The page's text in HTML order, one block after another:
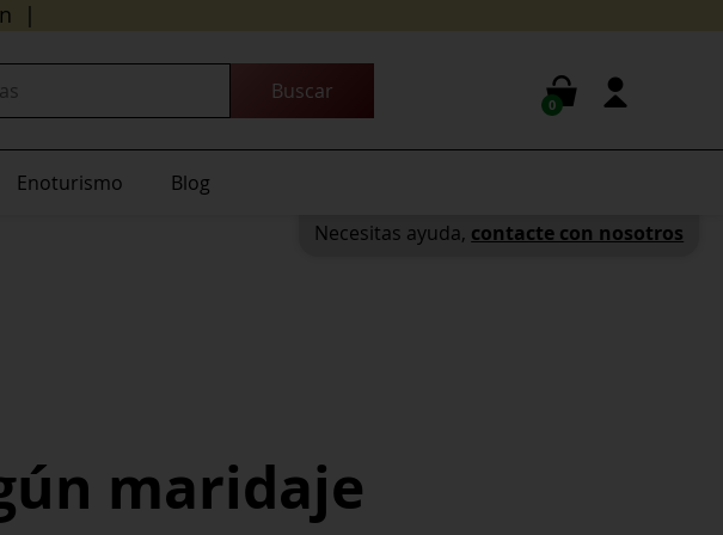
horas
0
Enoturismo Blog
maridaje
Necesitas ayuda, contacte con nosotros